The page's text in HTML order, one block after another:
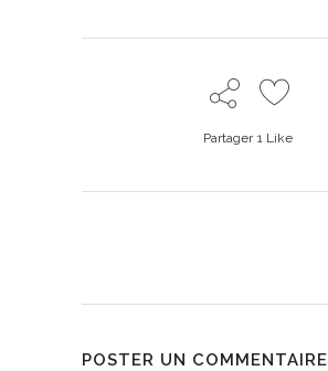
Partager 1Like
POSTER UN COMMENTAIRE